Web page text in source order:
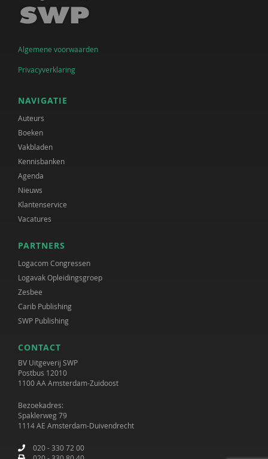
Algemene voorwaarden
Privacyverklaring
NAVIGATIE
Auteurs
Boeken
Vakbladen
Kennisbanken
Agenda
Nieuws
Klantenservice
Vacatures
PARTNERS
Logacom Congressen
Logavak Opleidingsgroep
Zesbee
Carib Publishing
SWP Publishing
CONTACT
BV Uitgeverij SWP
Postbus 12010
1100 AA Amsterdam-Zuidoost
Bezoekadres:
Spaklerweg 79
1114 AE Amsterdam-Duivendrecht
020 - 330 72 00